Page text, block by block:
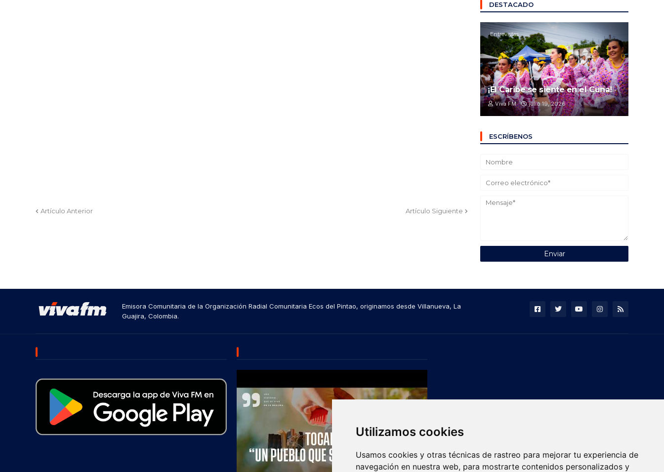
Utilizamos cookies
Usamos cookies y otras técnicas de rastreo para mejorar tu experiencia de
navegación en nuestra web, para mostrarte contenidos personalizados y
Artículo Anterior Artículo Siguiente
DESTACADO
Entrevistas
¡El Caribe se siente en el Cuna!
Viva FM julio 19, 2026
ESCRÍBENOS
Emisora Comunitaria de la Organización Radial Comunitaria Ecos del Pintao, originamos desde Villanueva, La
Guajira, Colombia.